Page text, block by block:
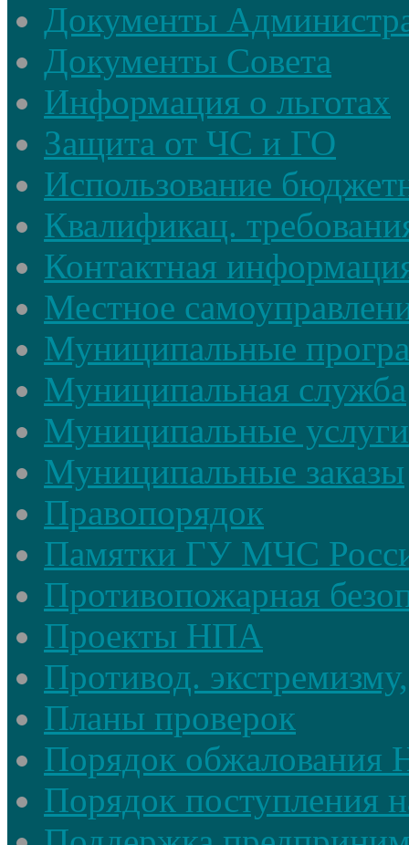
Документы
Документы Совета
Информация о льготах
Защита от ЧС и ГО
Использование
Квалификац.
Контактная
Местное
Муниципальные
Муниципальная служба
Муниципальные услуги
Муниципальные заказы
Правопорядок
Памятки ГУ МЧС
Противопожарная
Проекты НПА
Противод.
Планы проверок
Порядок
Порядок поступления